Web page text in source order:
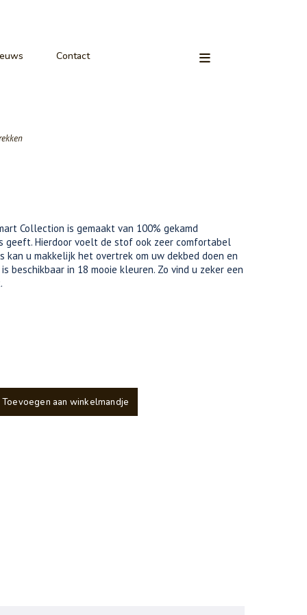
Contact
Collection is gemaakt van 100% gekamd
geeft. Hierdoor voelt de stof ook zeer comfortabel
kan u makkelijk het overtrek om uw dekbed doen en
beschikbaar in 18 mooie kleuren. Zo vind u zeker een
Toevoegen aan winkelmandje